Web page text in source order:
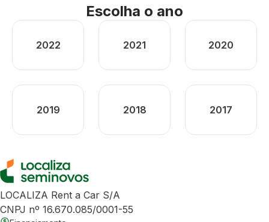
Escolha o ano
2022 2021 2020
2019 2018 2017
LOCALIZA Rent a Car S/A
CNPJ nº 16.670.085/0001-55